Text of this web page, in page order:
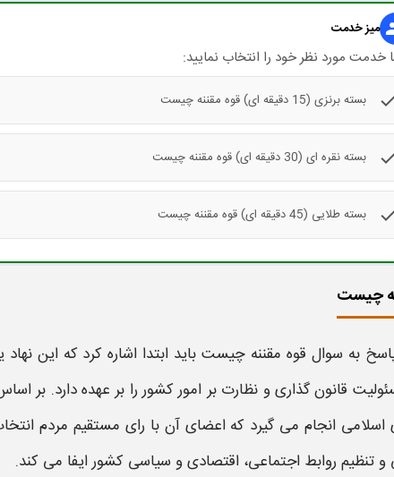
میز خدمت
خدمت مورد نظر خود را انتخاب نمایید:
بسته برنزی (15 دقیقه ای) قوه مقننه چیست
بسته نقره ای (30 دقیقه ای) قوه مقننه چیست
بسته طلایی (45 دقیقه ای) قوه مقننه چیست
چیست
به سوال قوه مقننه چیست باید ابتدا اشاره کرد که این
قانون گذاری و نظارت بر امور کشور را بر عهده دارد. بر اساس اصل ۵۸ قانون
اسلامی انجام می گیرد که اعضای آن با رای مستقیم مردم
و تنظیم روابط اجتماعی، اقتصادی و سیاسی کشور ایفا می کند.